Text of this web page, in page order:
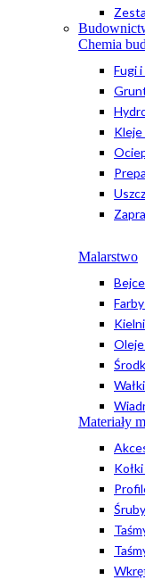
Chemia
Fugi
Kleje
Malarstwo
Materiały